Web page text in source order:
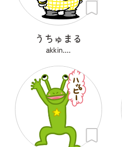
うちゅまる
akkin....